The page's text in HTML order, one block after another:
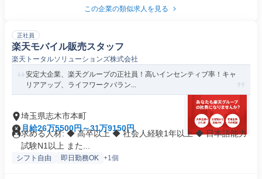
この企業の類似求人を見る
正社員
楽天モバイル販売スタッフ
楽天トータルソリューションズ株式会社
安定大企業、楽天グループの正社員！高いインセンティブ率！キャ
リアアップ、ライフワークバラン...
埼玉県志木市本町
月給26万5500円～31万9150円
求める人材: ◆ 高卒以上 ◆ 社会人経験1年以上 ◆ 日本語能力
試験N1以上 また...
シフト自由 即日勤務OK +1個